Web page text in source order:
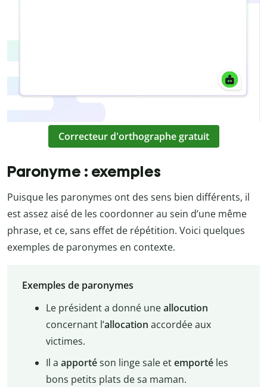
Correcteur d'orthographe gratuit
Paronyme : exemples
Puisque les paronymes ont des sens bien différents, il
est assez aisé de les coordonner au sein d’une même
phrase, et ce, sans effet de répétition. Voici quelques
exemples de paronymes en contexte.
Exemples de paronymes
Le président a donné uneallocution
concernant l’allocation accordée aux
victimes.
Il a apportéson linge sale etemportéles
bons petits plats de sa maman.